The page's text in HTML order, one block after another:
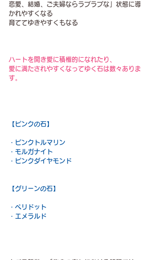
恋愛、結婚、ご夫婦ならラブラブな」状態に導
かれやすくなる
育ててゆきやすくもなる
ハートを開き愛に積極的になれたり、
愛に満たされやすくなってゆく石は数々ありま
す。
【ピンクの石】
・ピンクトルマリン
・モルガナイト
・ピンクダイヤモンド
【グリーンの石】
・ペリドット
・エメラルド